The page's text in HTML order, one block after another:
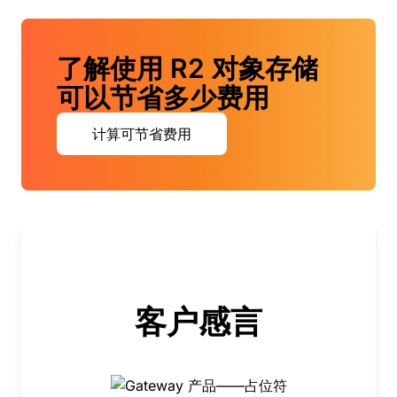
了解使用 R2 对象存储
可以节省多少费用
计算可节省费用
客户感言